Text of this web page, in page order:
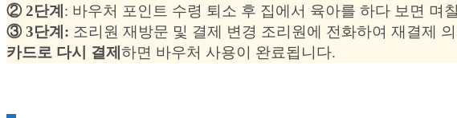
② 2단계 : 바우처 포인트 수령 퇴소 후 집에서 육아를 하다 보면 며
③ 3단계: 조리원 재방문 및 결제 변경 조리원에 전화하여 재결제
카드로 다시 결제 하면 바우처 사용이 완료됩니다.